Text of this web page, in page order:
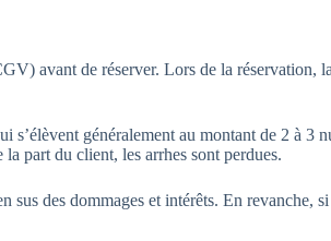
avant de réserver. Lors de la réservation, la
s’élèvent généralement au montant de 2 à 3
part du client, les arrhes sont perdues.
des dommages et intérêts. En revanche, si